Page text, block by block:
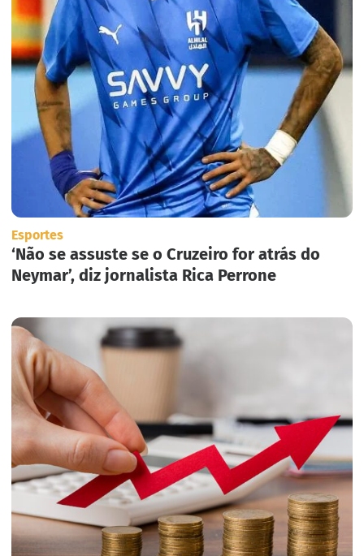
Esportes
‘Não se assuste se o Cruzeiro for atrás do
Neymar’, diz jornalista Rica Perrone